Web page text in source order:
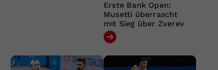
Erste Bank Open:
Musetti überrascht
mit Sieg über Zverev